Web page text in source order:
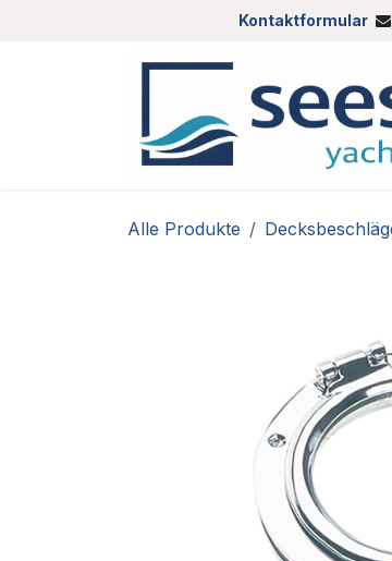
Kontaktformular
Alle Produkte